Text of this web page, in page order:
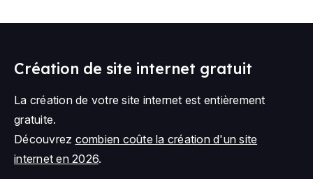
Création de site internet gratuit
La création de votre site internet est entièrement
gratuite.
Découvrez combien coûte la création d'un site
internet en 2026.